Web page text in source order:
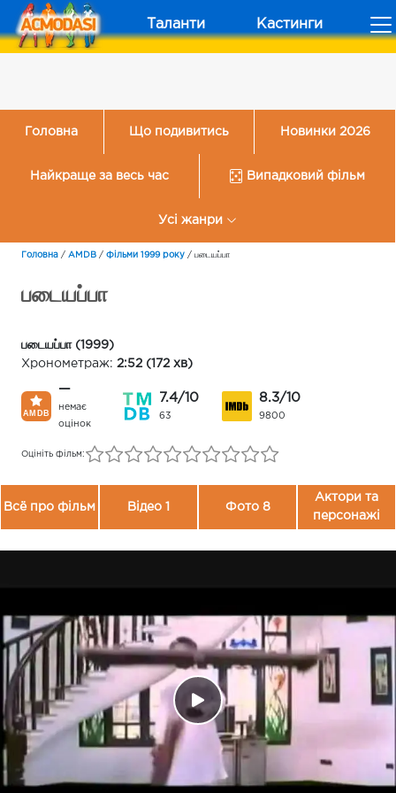
Таланти Кастинги
Головна Що подивитись Новинки 2026
Найкраще за весь час Випадковий фільм
Усі жанри
Головна / AMDB / Фільми 1999 року / படையப்பா
படையப்பா
படையப்பா (1999)
Хронометраж: 2:52 (172 хв)
—
немає
оцінок
7.4/10
63
8.3/10
9800
Оцініть фільм:
Всё про фільм Відео 1 Фото 8
Актори та
персонажі